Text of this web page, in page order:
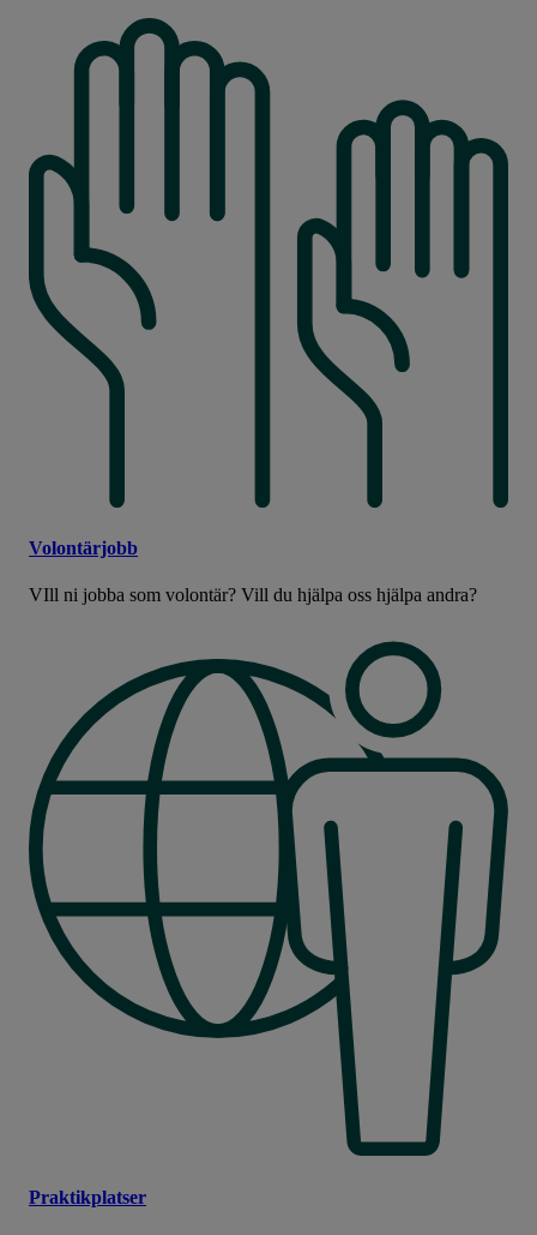
Volontärjobb
VIll ni jobba som volontär? Vill du hjälpa oss hjälpa andra?
Praktikplatser